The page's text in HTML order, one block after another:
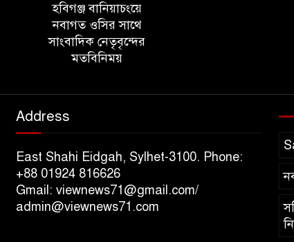
হবিগঞ্জ বানিয়াচংয়ে
নবাগত ওসির সাথে
সাংবাদিক নেতৃবৃন্দের
মতবিনিময়
Address
East Shahi Eidgah, Sylhet-3100. Phone:
+88 01924 816626
Gmail: viewnews71@gmail.com/
admin@viewnews71.com